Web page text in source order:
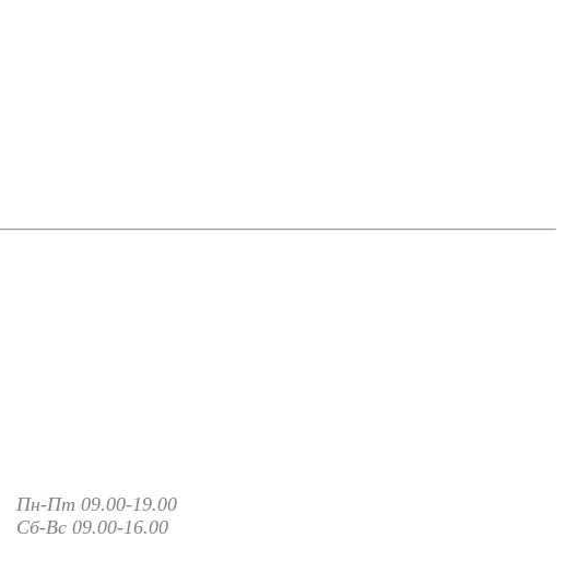
Пн-Пт 09.00-19.00
Сб-Вс 09.00-16.00